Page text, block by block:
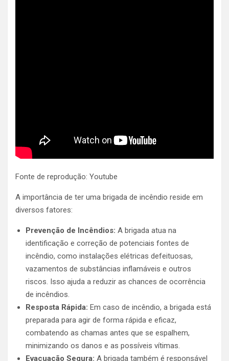
Fonte de reprodução: Youtube
A importância de ter uma brigada de incêndio reside em
diversos fatores:
Prevenção de Incêndios: A brigada atua na
identificação e correção de potenciais fontes de
incêndio, como instalações elétricas defeituosas,
vazamentos de substâncias inflamáveis e outros
riscos. Isso ajuda a reduzir as chances de ocorrência
de incêndios.
Resposta Rápida: Em caso de incêndio, a brigada está
preparada para agir de forma rápida e eficaz,
combatendo as chamas antes que se espalhem,
minimizando os danos e as possíveis vítimas.
Evacuação Segura: A brigada também é responsável